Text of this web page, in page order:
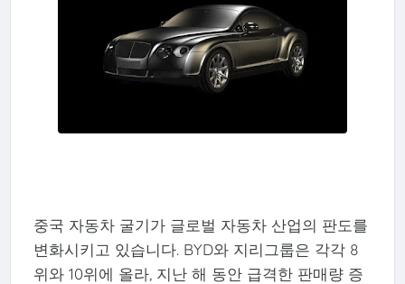
중국 자동차 굴기가 글로벌 자동차 산업의 판도를
변화시키고 있습니다. BYD와 지리그룹은 각각 8
위와 10위에 올라, 지난 해 동안 급격한 판매량 증